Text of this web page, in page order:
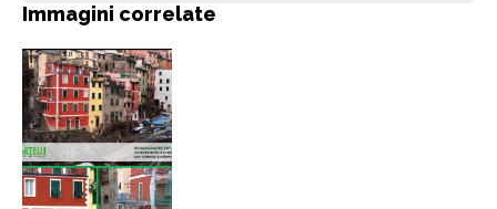
Immagini correlate